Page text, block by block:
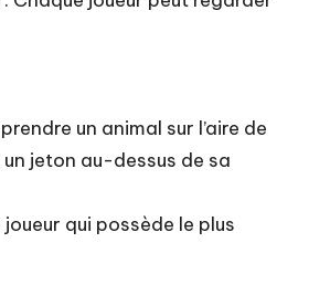
un animal sur l’aire de
jeton au-dessus de sa
qui possède le plus